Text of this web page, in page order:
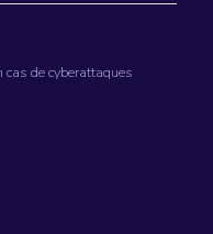
de cyberattaques